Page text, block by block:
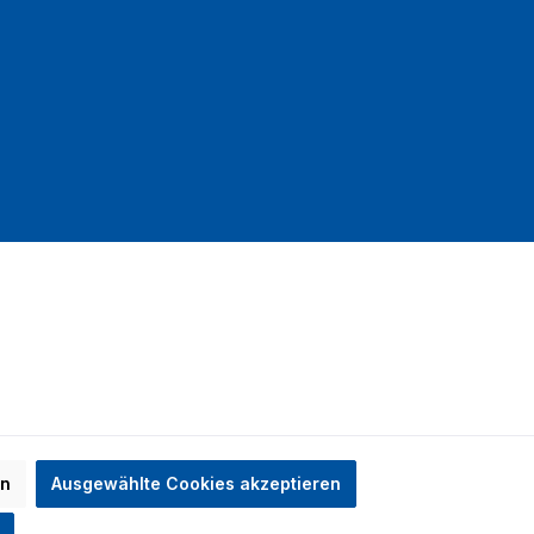
nicht anders angegeben.
Ausgewählte Cookies akzeptieren